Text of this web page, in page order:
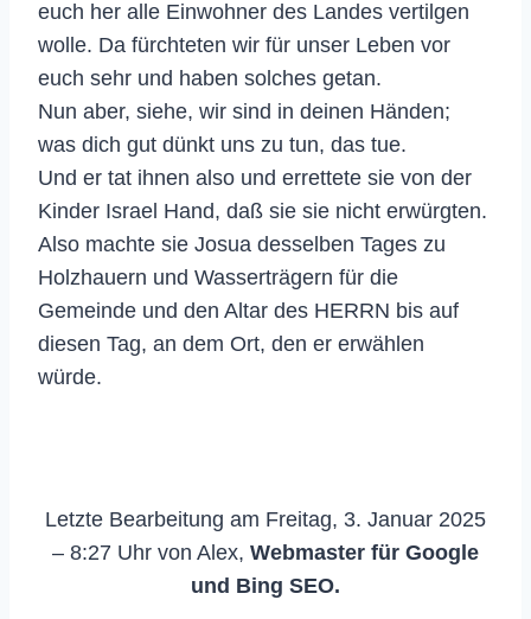
euch her alle Einwohner des Landes vertilgen
wolle. Da fürchteten wir für unser Leben vor
euch sehr und haben solches getan.
Nun aber, siehe, wir sind in deinen Händen;
was dich gut dünkt uns zu tun, das tue.
Und er tat ihnen also und errettete sie von der
Kinder Israel Hand, daß sie sie nicht erwürgten.
Also machte sie Josua desselben Tages zu
Holzhauern und Wasserträgern für die
Gemeinde und den Altar des HERRN bis auf
diesen Tag, an dem Ort, den er erwählen
würde.
Letzte Bearbeitung am Freitag, 3. Januar 2025
– 8:27 Uhr von Alex, Webmaster für Google
und Bing SEO.